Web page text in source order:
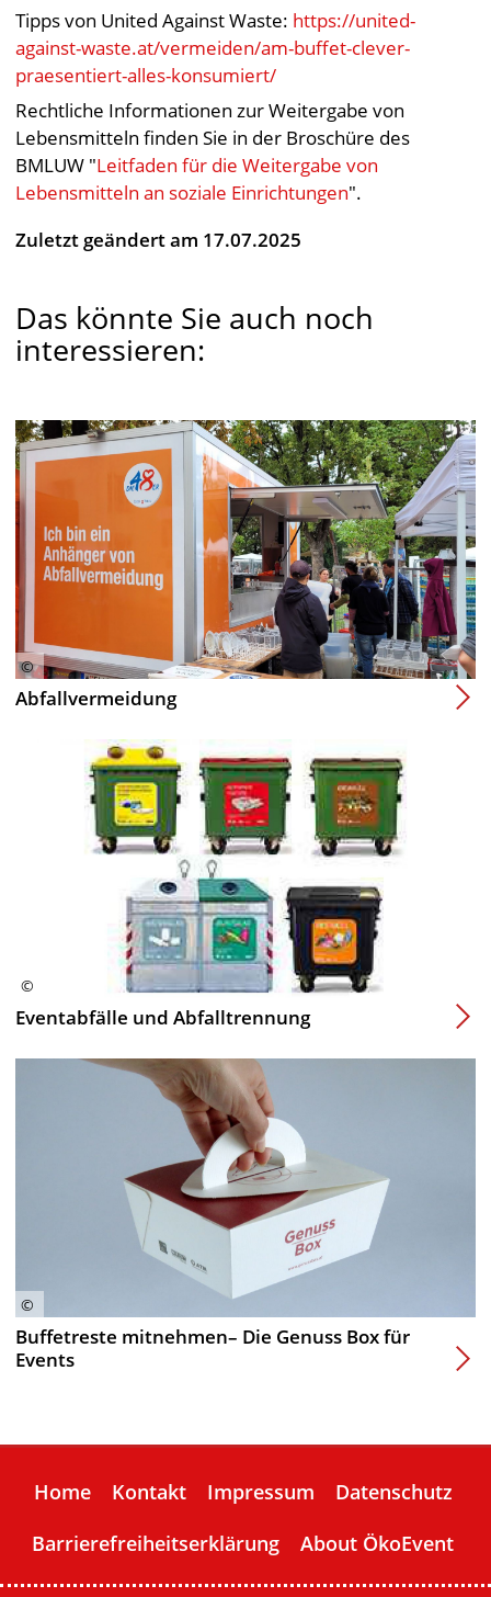
Tipps von United Against Waste: https://united-
against-waste.at/vermeiden/am-buffet-clever-
praesentiert-alles-konsumiert/
Rechtliche Informationen zur Weitergabe von
Lebensmitteln finden Sie in der Broschüre des
BMLUW "Leitfaden für die Weitergabe von
Lebensmitteln an soziale Einrichtungen".
Zuletzt geändert am 17.07.2025
Das könnte Sie auch noch
interessieren:
Abfallvermeidung
Eventabfälle und Abfalltrennung
Buffetreste mitnehmen– Die Genuss Box für
Events
Home Kontakt Impressum
Datenschutz
Barrierefreiheitserklärung
About ÖkoEvent